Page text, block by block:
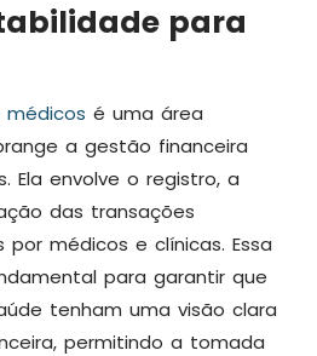
para
é uma área
a gestão financeira
Ela envolve o registro, a
das transações
por médicos e clínicas. Essa
para garantir que
tenham uma visão clara
permitindo a tomada